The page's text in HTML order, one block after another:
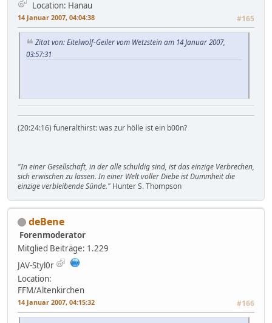
Location: Hanau
14 Januar 2007, 04:04:38 #165
Zitat von: Eitelwolf-Geiler vom Wetzstein am 14 Januar 2007,
03:57:31
(20:24:16) funeralthirst: was zur hölle ist ein b00n?
"In einer Gesellschaft, in der alle schuldig sind, ist das einzige Verbrechen,
sich erwischen zu lassen. In einer Welt voller Diebe ist Dummheit die
einzige verbleibende Sünde." Hunter S. Thompson
deBene
Forenmoderator
Mitglied Beiträge: 1.229
JAV-Styl0r
Location:
FFM/Altenkirchen
14 Januar 2007, 04:15:32 #166